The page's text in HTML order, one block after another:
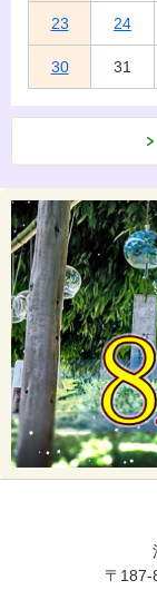
23 24
30 31
〒